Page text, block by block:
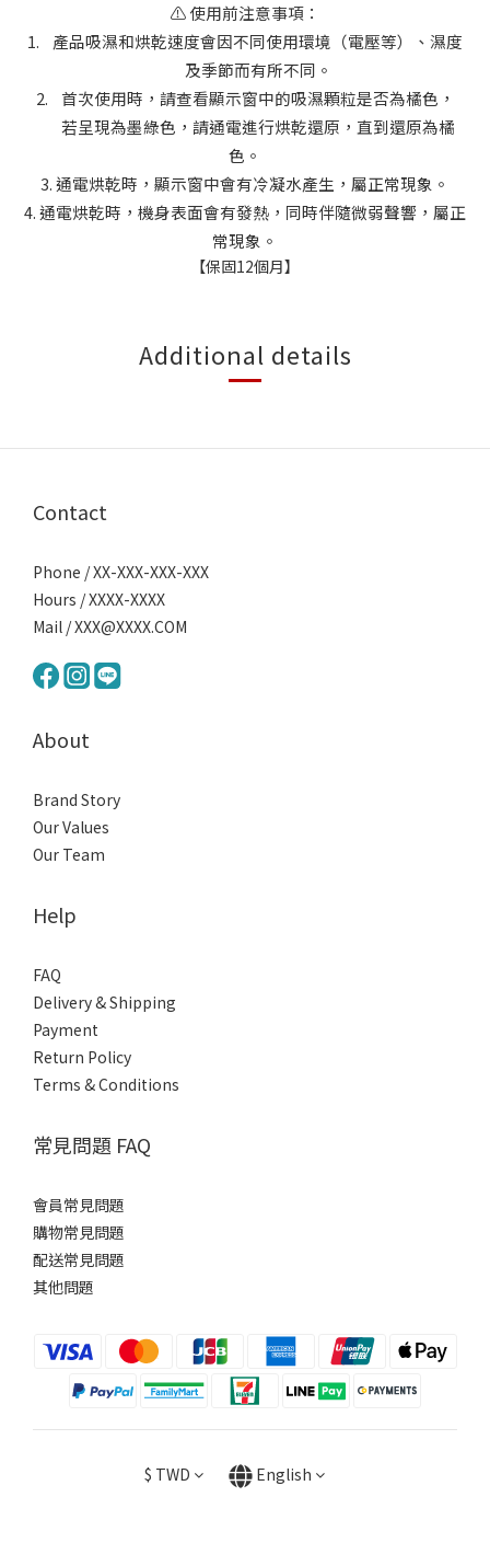
⚠️使用前注意事項：
1.
產品吸濕和烘乾速度會因不同使用環境（電壓等）、濕度
及季節而有所不同。
2.
首次使用時，請查看顯示窗中的吸濕顆粒是否為橘色，
若呈現為墨綠色，請通電進行烘乾還原，直到還原為橘
色。
3.通電烘乾時，顯示窗中會有冷凝水產生，屬正常現象。
4.通電烘乾時，機身表面會有發熱，同時伴隨微弱聲響，屬正
常現象。
【保固12個月】
Additional details
Contact
Phone / XX-XXX-XXX-XXX
Hours / XXXX-XXXX
Mail / XXX@XXXX.COM
About
Brand Story
Our Values
Our Team
Help
FAQ
Delivery & Shipping
Payment
Return Policy
Terms & Conditions
常見問題 FAQ
會員常見問題
購物常見問題
配送常見問題
其他問題
$ TWD English